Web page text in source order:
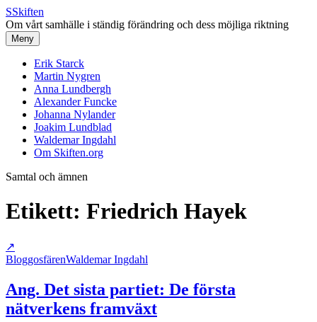
SSkiften
Om vårt samhälle i ständig förändring och dess möjliga riktning
Meny
Erik Starck
Martin Nygren
Anna Lundbergh
Alexander Funcke
Johanna Nylander
Joakim Lundblad
Waldemar Ingdahl
Om Skiften.org
Samtal och ämnen
Etikett: Friedrich Hayek
↗
BloggosfärenWaldemar Ingdahl
Ang. Det sista partiet: De första
nätverkens framväxt